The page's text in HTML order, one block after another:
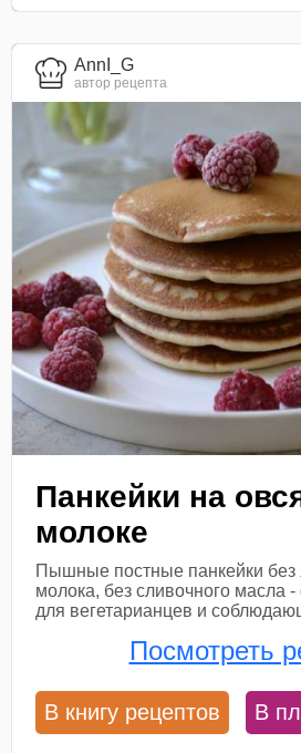
AnnI_G
автор рецепта
Панкейки на
молоке
Пышные постные панкейки без
молока, без сливочного масла
для вегетарианцев и
Посмотреть
В книгу рецептов В